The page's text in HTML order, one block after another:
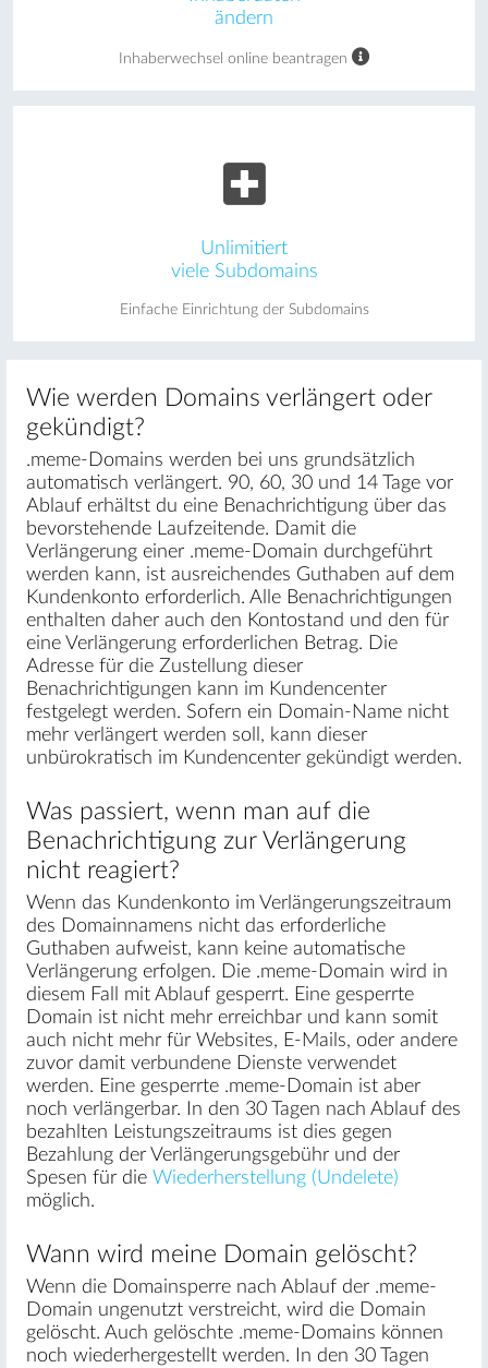
ändern
Inhaberwechsel online beantragen
Unlimitiert
viele Subdomains
Einfache Einrichtung der Subdomains
Wie werden Domains verlängert oder
gekündigt?
.meme-Domains werden bei uns grundsätzlich
automatisch verlängert. 90, 60, 30 und 14 Tage vor
Ablauf erhältst du eine Benachrichtigung über das
bevorstehende Laufzeitende. Damit die
Verlängerung einer .meme-Domain durchgeführt
werden kann, ist ausreichendes Guthaben auf dem
Kundenkonto erforderlich. Alle Benachrichtigungen
enthalten daher auch den Kontostand und den für
eine Verlängerung erforderlichen Betrag. Die
Adresse für die Zustellung dieser
Benachrichtigungen kann im Kundencenter
festgelegt werden. Sofern ein Domain-Name nicht
mehr verlängert werden soll, kann dieser
unbürokratisch im Kundencenter gekündigt werden.
Was passiert, wenn man auf die
Benachrichtigung zur Verlängerung
nicht reagiert?
Wenn das Kundenkonto im Verlängerungszeitraum
des Domainnamens nicht das erforderliche
Guthaben aufweist, kann keine automatische
Verlängerung erfolgen. Die .meme-Domain wird in
diesem Fall mit Ablauf gesperrt. Eine gesperrte
Domain ist nicht mehr erreichbar und kann somit
auch nicht mehr für Websites, E-Mails, oder andere
zuvor damit verbundene Dienste verwendet
werden. Eine gesperrte .meme-Domain ist aber
noch verlängerbar. In den 30 Tagen nach Ablauf des
bezahlten Leistungszeitraums ist dies gegen
Bezahlung der Verlängerungsgebühr und der
Spesen für die Wiederherstellung (Undelete)
möglich.
Wann wird meine Domain gelöscht?
Wenn die Domainsperre nach Ablauf der .meme-
Domain ungenutzt verstreicht, wird die Domain
gelöscht. Auch gelöschte .meme-Domains können
noch wiederhergestellt werden. In den 30 Tagen